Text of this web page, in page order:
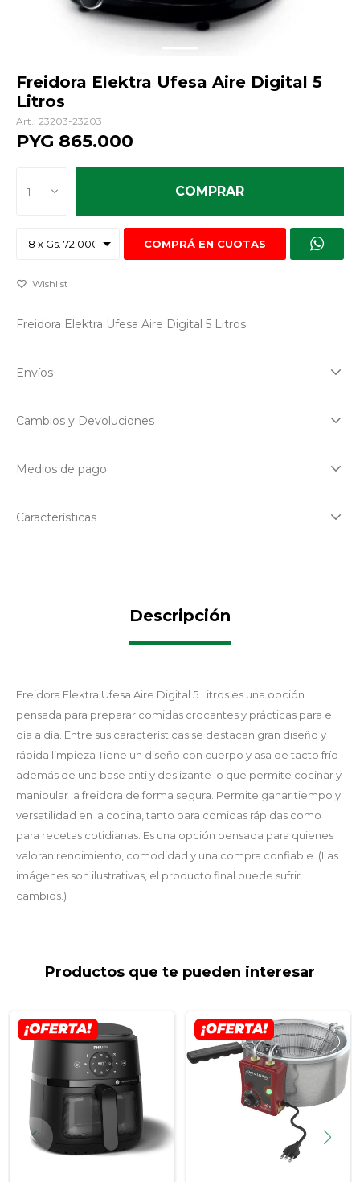
Freidora Elektra Ufesa Aire Digital 5
Litros
23203-23203
PYG 865.000
1 COMPRAR
COMPRÁ EN CUOTAS
Freidora Elektra Ufesa Aire Digital 5 Litros
Envíos
Cambios y Devoluciones
Medios de pago
Características
Descripción
Freidora Elektra Ufesa Aire Digital 5 Litros es una opción
pensada para preparar comidas crocantes y prácticas para el
día a día. Entre sus características se destacan gran diseño y
rápida limpieza Tiene un diseño con cuerpo y asa de tacto frío
además de una base anti y deslizante lo que permite cocinar y
manipular la freidora de forma segura. Permite ganar tiempo y
versatilidad en la cocina, tanto para comidas rápidas como
para recetas cotidianas. Es una opción pensada para quienes
valoran rendimiento, comodidad y una compra confiable. (Las
imágenes son ilustrativas, el producto final puede sufrir
cambios.)
Productos que te pueden interesar